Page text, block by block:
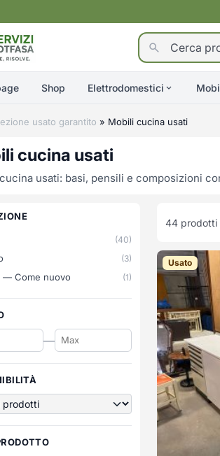
Shop Elettrodomestici
usato garantito » Mobili cucina usati
cucina usati
usati: basi, pensili e composizioni
(40)
(3)
— Come nuovo (1)
—
44 prodotti
Usato